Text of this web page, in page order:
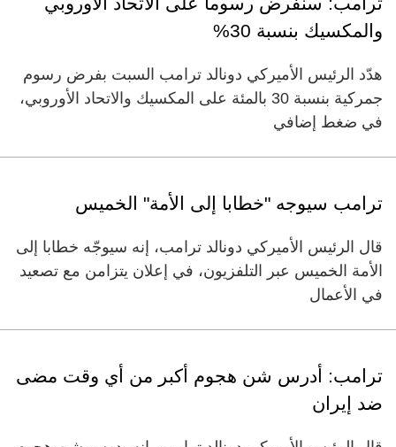
والمكسيك بنسبة 30%
هدّد الرئيس الأميركي دونالد ترامب السبت بفرض رسوم
جمركية بنسبة 30 بالمئة على المكسيك والاتحاد الأوروبي،
في ضغط إضافي
ترامب سيوجه "خطابا إلى الأمة" الخميس
قال الرئيس الأميركي دونالد ترامب، إنه سيوجّه خطابا إلى
الأمة الخميس عبر التلفزيون، في إعلان يتزامن مع تصعيد
في الأعمال
ترامب: أدرس شن هجوم أكبر من أي وقت مضى
ضد إيران